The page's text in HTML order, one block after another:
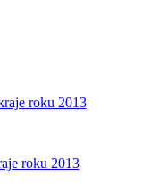
roku 2013